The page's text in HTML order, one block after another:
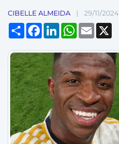
CIBELLE ALMEIDA | 29/11/2024
Compartilhar
Facebook
LinkedInWhatsApp
Email